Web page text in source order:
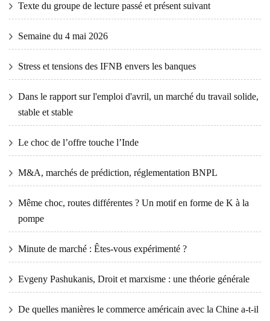
Texte du groupe de lecture passé et présent suivant
Semaine du 4 mai 2026
Stress et tensions des IFNB envers les banques
Dans le rapport sur l'emploi d'avril, un marché du travail solide,
stable et stable
Le choc de l’offre touche l’Inde
M&A, marchés de prédiction, réglementation BNPL
Même choc, routes différentes ? Un motif en forme de K à la
pompe
Minute de marché : Êtes-vous expérimenté ?
Evgeny Pashukanis, Droit et marxisme : une théorie générale
De quelles manières le commerce américain avec la Chine a-t-il